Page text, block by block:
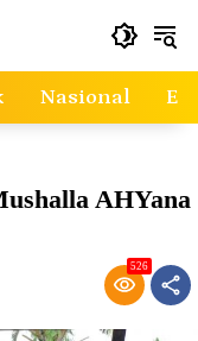
Nasional
AHYana
526